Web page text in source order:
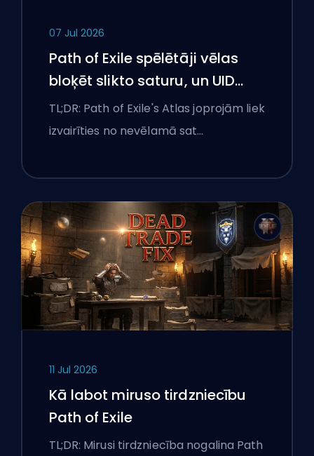
07 Jul 2026
Path of Exile spēlētāji vēlas
bloķēt slikto saturu, un UID
joprojām cīnās ar viņiem
TL;DR: Path of Exile's Atlas joprojām liek
izvairīties no nevēlamā sat…
11 Jul 2026
Kā labot miruso tirdzniecību
Path of Exile
TL;DR: Mirusi tirdzniecība nogalina Path